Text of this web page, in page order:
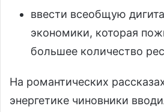
ввести всеобщую
экономики, которая
большее количество
На романтических
энергетике чиновники